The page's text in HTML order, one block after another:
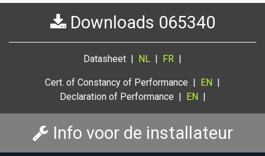
Downloads 065340
Datasheet | NL | FR |
Cert. of Constancy of Performance | EN |
Declaration of Performance | EN|
Info voor de installateur